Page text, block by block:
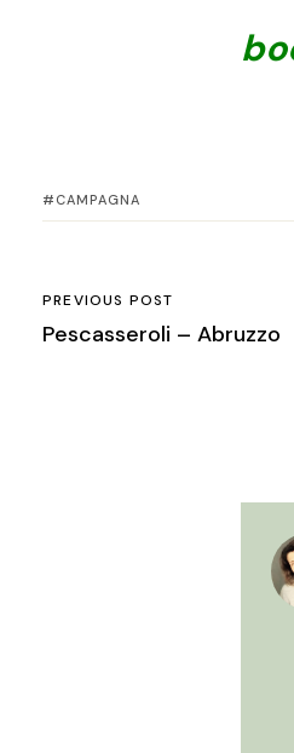
CAMPAGNA
PREVIOUS POST
Pescasseroli – Abruzzo